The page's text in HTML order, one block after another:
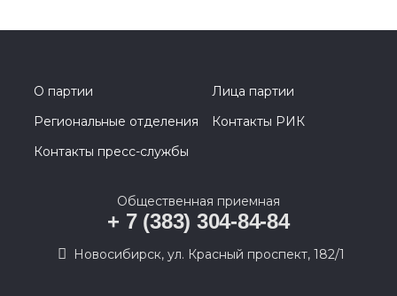
О партии
Лица партии
Региональные отделения
Контакты РИК
Контакты пресс-службы
Общественная приемная
+ 7 (383) 304-84-84
Новосибирск, ул. Красный проспект, 182/1